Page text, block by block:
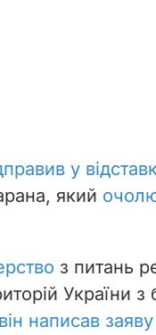
у
який
з питань
України
він написав